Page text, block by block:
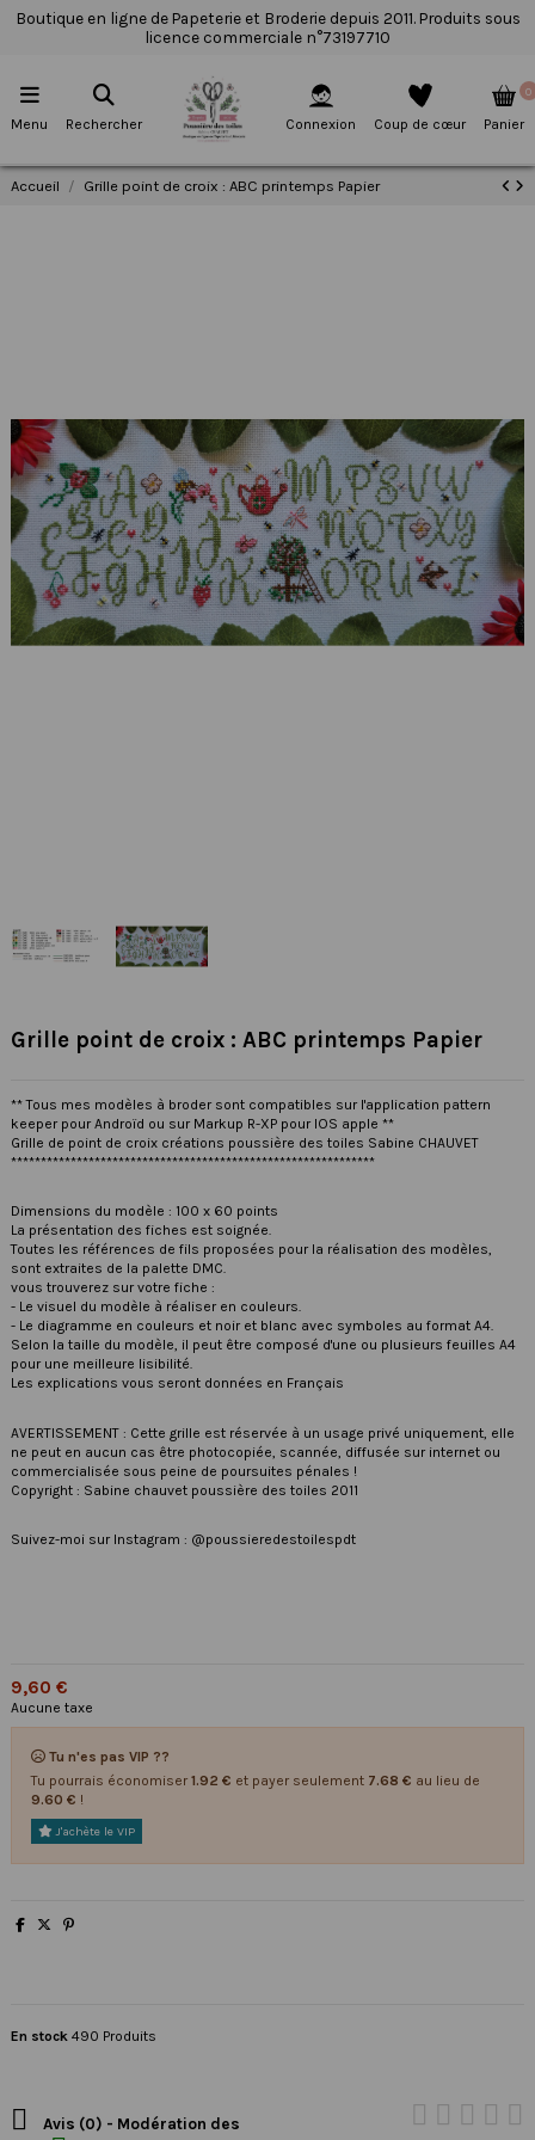
Boutique en ligne de Papeterie et Broderie depuis 2011. Produits sous
licence commerciale n°73197710
Menu Rechercher Connexion Coup de cœur
0
Panier
Accueil Grille point de croix : ABC printemps Papier
Grille point de croix : ABC printemps Papier
** Tous mes modèles à broder sont compatibles sur l'application pattern
keeper pour Androïd ou sur Markup R-XP pour IOS apple **
Grille de point de croix créations poussière des toiles Sabine CHAUVET
*************************************************************
Dimensions du modèle : 100 x 60 points
La présentation des fiches est soignée.
Toutes les références de fils proposées pour la réalisation des modèles,
sont extraites de la palette DMC.
vous trouverez sur votre fiche :
- Le visuel du modèle à réaliser en couleurs.
- Le diagramme en couleurs et noir et blanc avec symboles au format A4.
Selon la taille du modèle, il peut être composé d'une ou plusieurs feuilles A4
pour une meilleure lisibilité.
Les explications vous seront données en Français
AVERTISSEMENT : Cette grille est réservée à un usage privé uniquement, elle
ne peut en aucun cas être photocopiée, scannée, diffusée sur internet ou
commercialisée sous peine de poursuites pénales !
Copyright : Sabine chauvet poussière des toiles 2011
Suivez-moi sur Instagram : @poussieredestoilespdt
9,60 €
Aucune taxe
Tu n'es pas VIP ??
Tu pourrais économiser 1.92 € et payer seulement 7.68 € au lieu de
9.60 € !
J'achète le VIP
En stock 490 Produits
 Avis (0) - Modération des